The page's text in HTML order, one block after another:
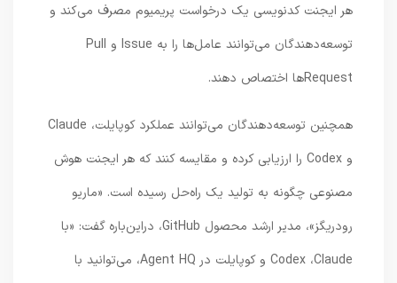
هر ایجنت کدنویسی یک درخواست پریمیوم مصرف می‌کند و
توسعه‌دهندگان می‌توانند عامل‌ها را به Issue و Pull
Requestها اختصاص دهند.
همچنین توسعه‌دهندگان می‌توانند عملکرد کوپایلت، Claude
و Codex را ارزیابی کرده و مقایسه کنند که هر ایجنت هوش
مصنوعی چگونه به تولید یک راه‌حل رسیده است. «ماریو
رودریگز»، مدیر ارشد محصول GitHub، دراین‌باره گفت: «با
Codex ،Claude و کوپایلت در Agent HQ، می‌توانید با